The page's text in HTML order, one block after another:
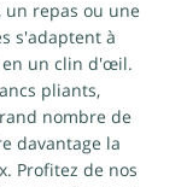
repas ou une
s'adaptent à
en un clin d'œil.
pliants,
nombre de
davantage la
Profitez de nos